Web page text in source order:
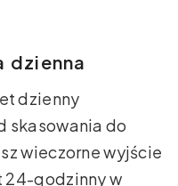
dzienna
dzienny
skasowania do
wieczorne wyjście
24-godzinny w